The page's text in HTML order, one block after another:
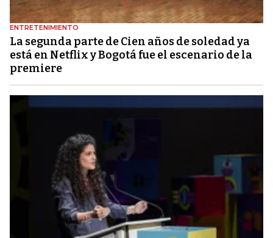
ENTRETENIMIENTO
La segunda parte de Cien años de soledad ya
está en Netflix y Bogotá fue el escenario de la
premiere